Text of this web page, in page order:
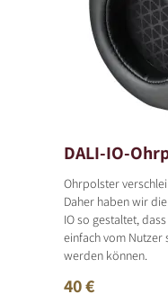
DALI-IO-
Ohrpolster
Daher haben wir
IO so gestaltet,
einfach vom Nutzer
werden können.
40 €